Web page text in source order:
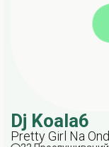
Dj Koala6
Pretty Girl Na